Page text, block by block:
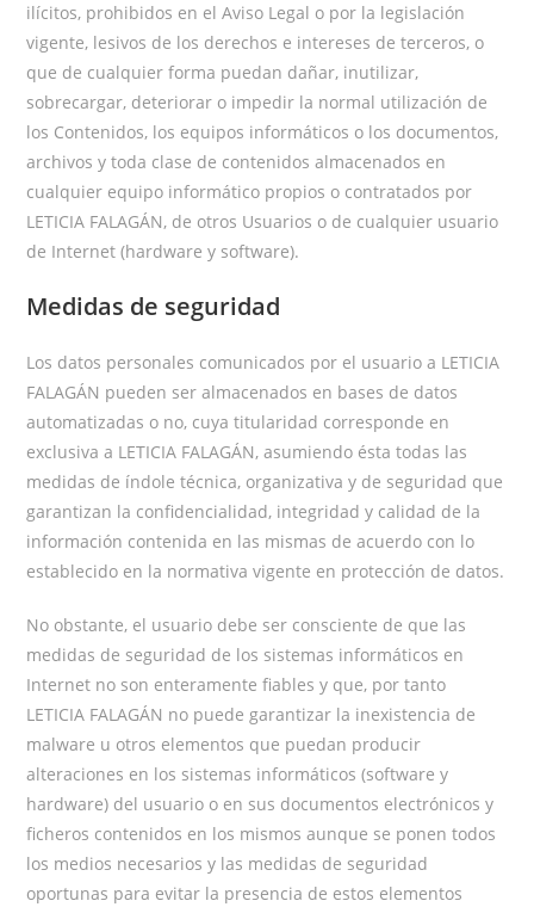
ilícitos, prohibidos en el Aviso Legal o por la legislación
vigente, lesivos de los derechos e intereses de terceros, o
que de cualquier forma puedan dañar, inutilizar,
sobrecargar, deteriorar o impedir la normal utilización de
los Contenidos, los equipos informáticos o los documentos,
archivos y toda clase de contenidos almacenados en
cualquier equipo informático propios o contratados por
LETICIA FALAGÁN, de otros Usuarios o de cualquier usuario
de Internet (hardware y software).
Medidas de seguridad
Los datos personales comunicados por el usuario a LETICIA
FALAGÁN pueden ser almacenados en bases de datos
automatizadas o no, cuya titularidad corresponde en
exclusiva a LETICIA FALAGÁN, asumiendo ésta todas las
medidas de índole técnica, organizativa y de seguridad que
garantizan la confidencialidad, integridad y calidad de la
información contenida en las mismas de acuerdo con lo
establecido en la normativa vigente en protección de datos.
No obstante, el usuario debe ser consciente de que las
medidas de seguridad de los sistemas informáticos en
Internet no son enteramente fiables y que, por tanto
LETICIA FALAGÁN no puede garantizar la inexistencia de
malware u otros elementos que puedan producir
alteraciones en los sistemas informáticos (software y
hardware) del usuario o en sus documentos electrónicos y
ficheros contenidos en los mismos aunque se ponen todos
los medios necesarios y las medidas de seguridad
oportunas para evitar la presencia de estos elementos